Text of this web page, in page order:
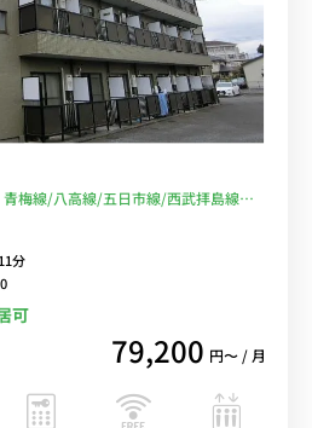
梅線/八高線/五日市線/西武拝島線の4
分
可
79,200 円〜 / 月